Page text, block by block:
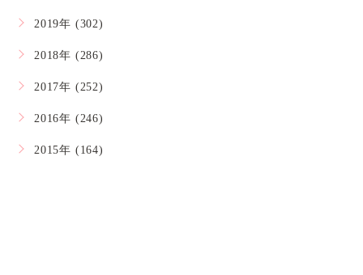
2019年 (302)
2018年 (286)
2017年 (252)
2016年 (246)
2015年 (164)